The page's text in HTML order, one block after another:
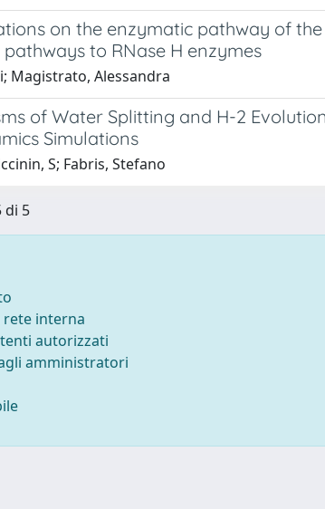
on the enzymatic pathway of
to RNase H enzymes
Magistrato, Alessandra
of Water Splitting and H-2
Simulations
S; Fabris, Stefano
di 5
interna
autorizzati
amministratori